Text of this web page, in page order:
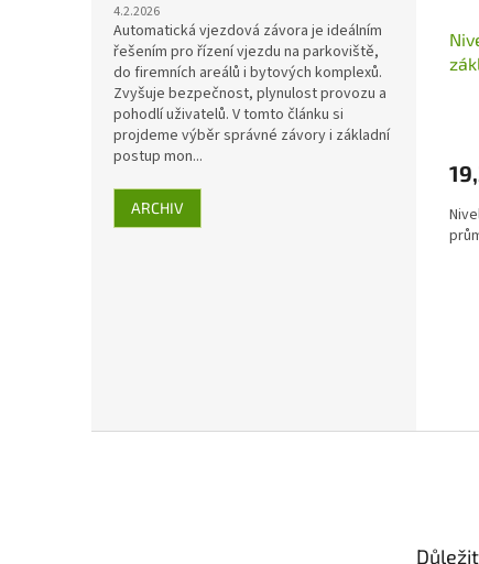
4.2.2026
Automatická vjezdová závora je ideálním
řešením pro řízení vjezdu na parkoviště,
do firemních areálů i bytových komplexů.
Zvyšuje bezpečnost, plynulost provozu a
pohodlí uživatelů. V tomto článku si
projdeme výběr správné závory i základní
postup mon...
ARCHIV